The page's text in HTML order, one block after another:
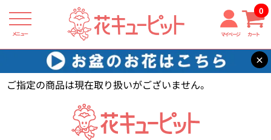
メニュー マイページ カート
0
×
花キューピット 【】
ご指定の商品は現在取り扱いがございません。